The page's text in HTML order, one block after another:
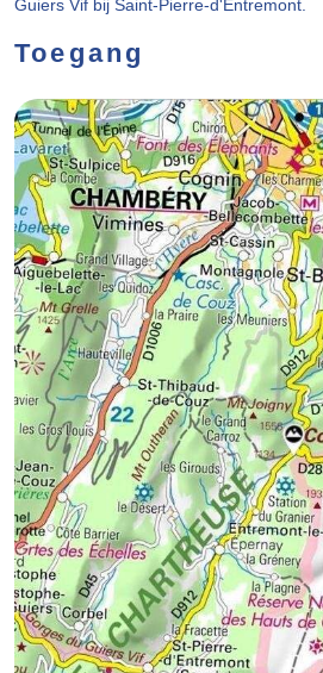
Guiers Vif bij Saint-Pierre-d'Entremont.
Toegang